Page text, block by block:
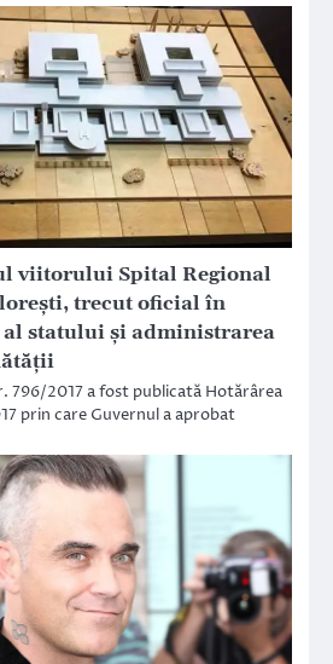
viitorului Spital Regional
trecut oficial în
statului și administrarea
796/2017 a fost publicată Hotărârea
prin care Guvernul a aprobat